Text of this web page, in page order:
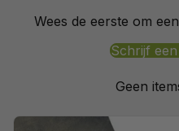
Wees de eerste om
Schrijf
Geen